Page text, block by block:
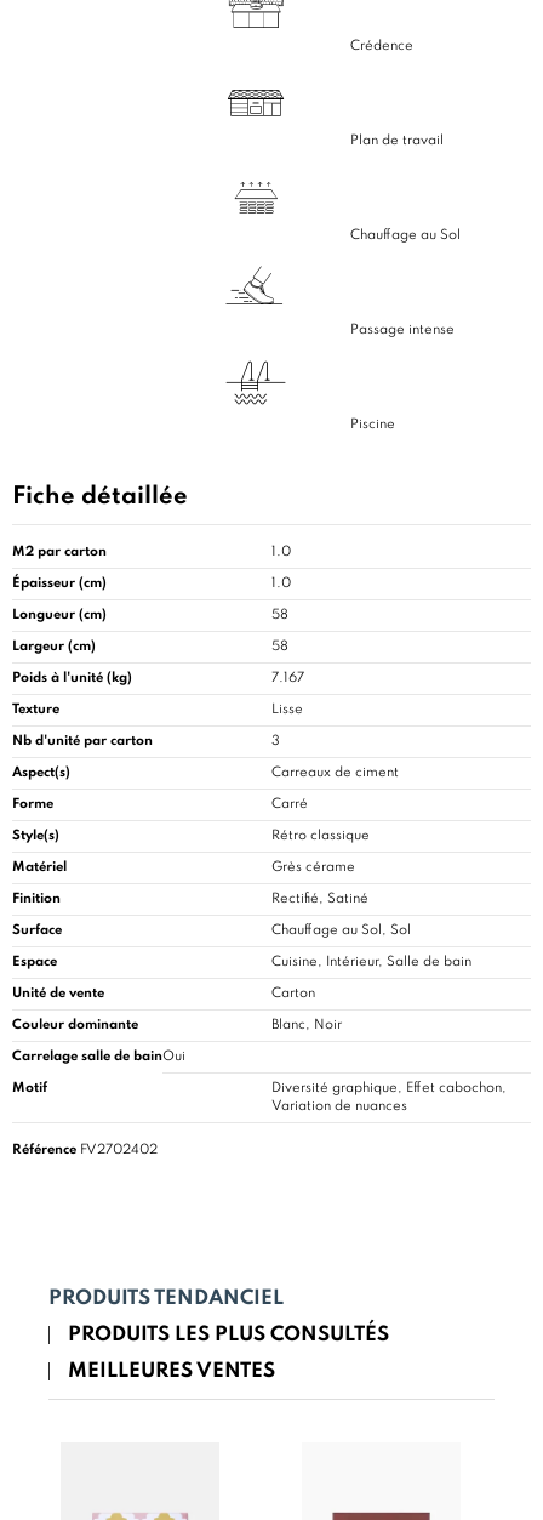
Crédence
Plan de travail
Chauffage au Sol
Passage intense
Piscine
Fiche détaillée
M2 par carton 1.0
Épaisseur (cm) 1.0
Longueur (cm) 58
Largeur (cm) 58
Poids à l'unité (kg) 7.167
Texture Lisse
Nb d'unité par carton 3
Aspect(s) Carreaux de ciment
Forme Carré
Style(s) Rétro classique
Matériel Grès cérame
Finition Rectifié, Satiné
Surface Chauffage au Sol, Sol
Espace Cuisine, Intérieur, Salle de bain
Unité de vente Carton
Couleur dominante Blanc, Noir
Carrelage salle de bainOui
Motif
Diversité graphique, Effet cabochon,
Variation de nuances
Référence FV2702402
PRODUITS TENDANCIEL
PRODUITS LES PLUS CONSULTÉS
MEILLEURES VENTES